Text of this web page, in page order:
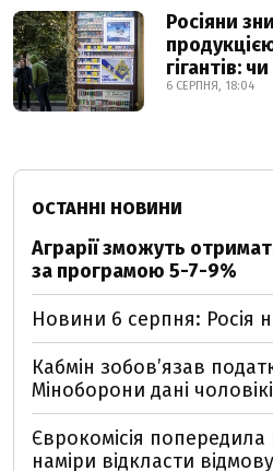
Росіяни
гігантів:
6 СЕРПНЯ, 18:04
ОСТАННІ НОВИНИ
Аграрії зможуть
за програмою 5-7-9%
Новини 6 серпня: Росія
Кабмін зобовʼязав
Міноборони дані
Єврокомісія
наміри відкласти